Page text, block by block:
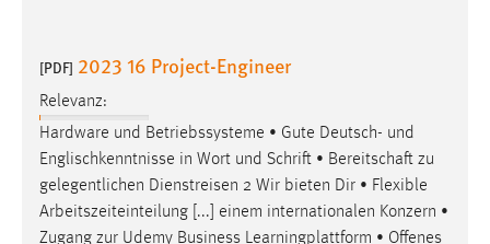
[PDF] 2023 16 Project-Engineer
Relevanz:
Hardware und Betriebssysteme • Gute Deutsch- und
Englischkenntnisse in Wort und Schrift • Bereitschaft zu
gelegentlichen Dienstreisen 2 Wir bieten Dir • Flexible
Arbeitszeiteinteilung [...] einem internationalen Konzern •
Zugang zur Udemy Business Learningplattform • Offenes
MARKETING
Marketing Cookies werden von Drittanbietern
verwendet, um personalisierte Werbung anzuzeigen.
Sie tun dies, indem sie Besucher über Websites
hinweg verfolgen.